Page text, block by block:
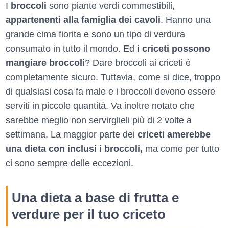
I broccoli sono piante verdi commestibili,
appartenenti alla famiglia dei cavoli. Hanno una
grande cima fiorita e sono un tipo di verdura
consumato in tutto il mondo. Ed i criceti possono
mangiare broccoli? Dare broccoli ai criceti è
completamente sicuro. Tuttavia, come si dice, troppo
di qualsiasi cosa fa male e i broccoli devono essere
serviti in piccole quantità. Va inoltre notato che
sarebbe meglio non servirglieli più di 2 volte a
settimana. La maggior parte dei criceti amerebbe
una dieta con inclusi i broccoli, ma come per tutto
ci sono sempre delle eccezioni.
Una dieta a base di frutta e
verdure per il tuo criceto